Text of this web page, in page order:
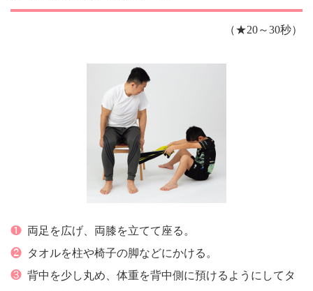
（★20～30秒）
❶ 両足を広げ、両膝を立てて座る。
❷ タオルを柱や椅子の脚などにかける。
❸ 背中を少し丸め、体重を背中側に預けるようにしてタ